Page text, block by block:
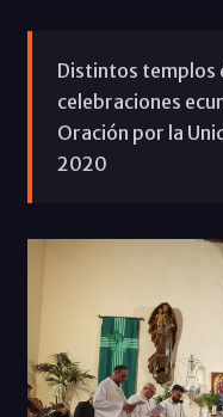
Distintos templos
celebraciones
Oración por la
2020